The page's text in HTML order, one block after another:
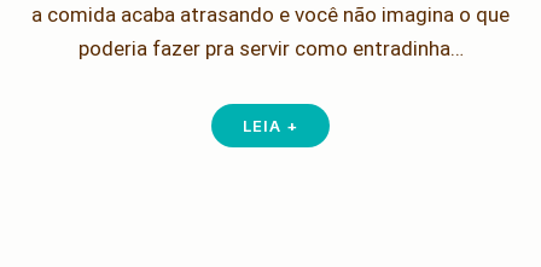
a comida acaba atrasando e você não imagina o que
poderia fazer pra servir como entradinha…
LEIA +